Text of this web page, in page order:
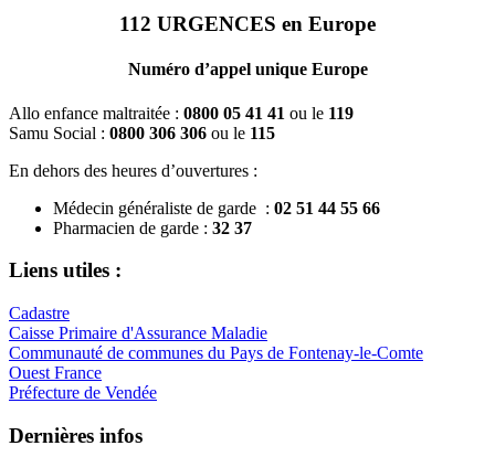
112 URGENCES en Europe
Numéro d’appel unique Europe
Allo enfance maltraitée : 0800 05 41 41 ou le 119
Samu Social : 0800 306 306 ou le 115
En dehors des heures d’ouvertures :
Médecin généraliste de garde : 02 51 44 55 66
Pharmacien de garde : 32 37
Liens utiles :
Cadastre
Caisse Primaire d'Assurance Maladie
Communauté de communes du Pays de Fontenay-le-Comte
Ouest France
Préfecture de Vendée
Dernières infos